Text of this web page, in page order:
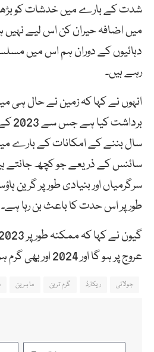
شدت کے بارے میں خدشات کو
دہائیوں کے دوران ہم اس میں
رہے ہیں۔
انہوں نے کہا کہ زمین نے حال ہی
سال بننے کے امکانات کے بارے
سائنس کے ذریعے جو کچھ جانتے
سرگرمیاں اور بنیادی طور پر گرین
طور پر اس حدت کا باعث بن رہا ہے۔
عروج پر ہو گا اور 2024 اور بھی گرم ہو جائے گا۔
جولائی ریکارڈ گرم ترین ماہرین